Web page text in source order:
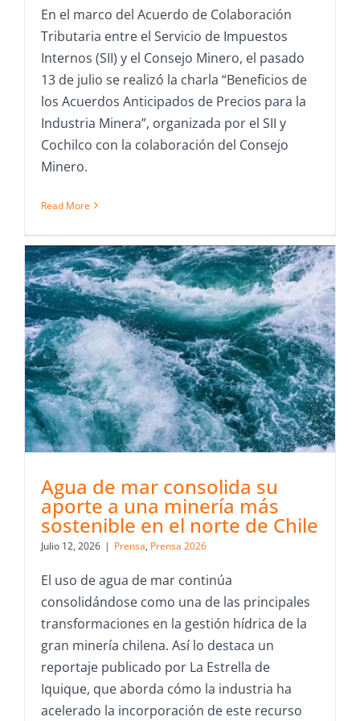
En el marco del Acuerdo de Colaboración
Tributaria entre el Servicio de Impuestos
Internos (SII) y el Consejo Minero, el pasado
13 de julio se realizó la charla “Beneficios de
los Acuerdos Anticipados de Precios para la
Industria Minera”, organizada por el SII y
Cochilco con la colaboración del Consejo
Minero.
Read More
Agua de mar consolida su
aporte a una minería más
sostenible en el norte de Chile
Julio 12, 2026 | Prensa, Prensa 2026
El uso de agua de mar continúa
consolidándose como una de las principales
transformaciones en la gestión hídrica de la
gran minería chilena. Así lo destaca un
reportaje publicado por La Estrella de
Iquique, que aborda cómo la industria ha
acelerado la incorporación de este recurso